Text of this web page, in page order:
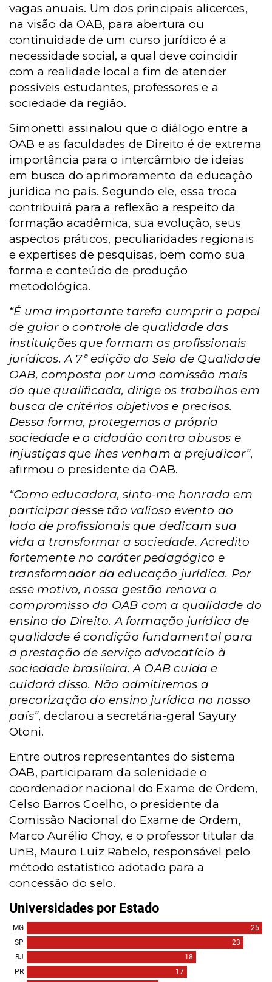
vagas anuais. Um dos principais alicerces,
na visão da OAB, para abertura ou
continuidade de um curso jurídico é a
necessidade social, a qual deve coincidir
com a realidade local a fim de atender
possíveis estudantes, professores e a
sociedade da região.
Simonetti assinalou que o diálogo entre a
OAB e as faculdades de Direito é de extrema
importância para o intercâmbio de ideias
em busca do aprimoramento da educação
jurídica no país. Segundo ele, essa troca
contribuirá para a reflexão a respeito da
formação acadêmica, sua evolução, seus
aspectos práticos, peculiaridades regionais
e expertises de pesquisas, bem como sua
forma e conteúdo de produção
metodológica.
“É uma importante tarefa cumprir o papel
de guiar o controle de qualidade das
instituições que formam os profissionais
jurídicos. A 7ª edição do Selo de Qualidade
OAB, composta por uma comissão mais
do que qualificada, dirige os trabalhos em
busca de critérios objetivos e precisos.
Dessa forma, protegemos a própria
sociedade e o cidadão contra abusos e
injustiças que lhes venham a prejudicar”,
afirmou o presidente da OAB.
“Como educadora, sinto-me honrada em
participar desse tão valioso evento ao
lado de profissionais que dedicam sua
vida a transformar a sociedade. Acredito
fortemente no caráter pedagógico e
transformador da educação jurídica. Por
esse motivo, nossa gestão renova o
compromisso da OAB com a qualidade do
ensino do Direito. A formação jurídica de
qualidade é condição fundamental para
a prestação de serviço advocatício à
sociedade brasileira. A OAB cuida e
cuidará disso. Não admitiremos a
precarização do ensino jurídico no nosso
país”, declarou a secretária-geral Sayury
Otoni.
Entre outros representantes do sistema
OAB, participaram da solenidade o
coordenador nacional do Exame de Ordem,
Celso Barros Coelho, o presidente da
Comissão Nacional do Exame de Ordem,
Marco Aurélio Choy, e o professor titular da
UnB, Mauro Luiz Rabelo, responsável pelo
método estatístico adotado para a
concessão do selo.